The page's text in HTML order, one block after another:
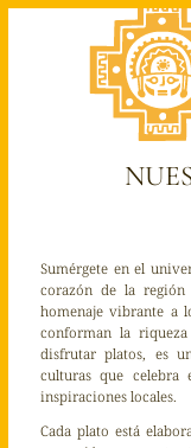
Sumérgete en el
corazón de la región
homenaje vibrante a
conforman la
disfrutar platos, es
culturas que
inspiraciones locales.
Cada plato está